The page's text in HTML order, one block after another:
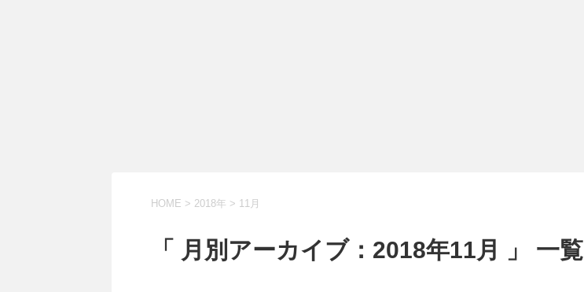
HOME > 2018年 > 11月
「 月別アーカイブ：2018年11月 」 一覧